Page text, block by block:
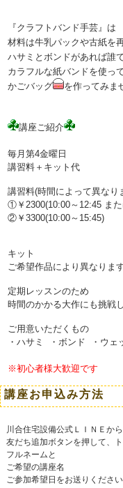
『クラフトバンド手芸』は
材料は牛乳パックや古紙を
ハサミとボンドがあれば誰
カラフルな紙バンドを使っ
かごバッグ
を作ってみま
講座ご紹介
毎月第4金曜日
講習料＋キット代
講習料(時間によって異なり
①￥2300(10:00～12:45 ま
②￥3300(10:00～15:45)
キット
ご希望作品により異なります
定期レッスンのため
時間のかかる大作にも挑戦
ご用意いただくもの
・ハサミ ・ボンド ・ウェ
※初心者様大歓迎です
講座お申込み方法
川合住宅設備公式ＬＩＮＥか
友だち追加ボタンを押して、
フルネームと
ご希望の講座名
ご参加希望日をお送りください